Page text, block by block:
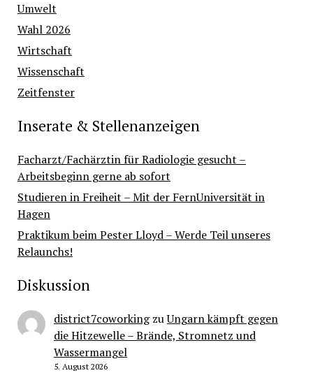
Umwelt
Wahl 2026
Wirtschaft
Wissenschaft
Zeitfenster
Inserate & Stellenanzeigen
Facharzt/Fachärztin für Radiologie gesucht –
Arbeitsbeginn gerne ab sofort
Studieren in Freiheit – Mit der FernUniversität in
Hagen
Praktikum beim Pester Lloyd – Werde Teil unseres
Relaunchs!
Diskussion
district7coworkingzuUngarn kämpft gegen
die Hitzewelle – Brände, Stromnetz und
Wassermangel
5. August 2026